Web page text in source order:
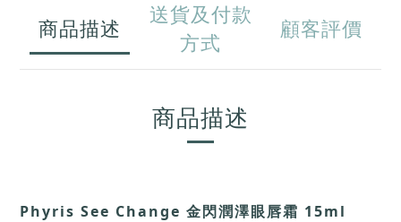
商品描述
送貨及付款
方式
顧客評價
商品描述
Phyris See Change 金閃潤澤眼唇霜 15ml